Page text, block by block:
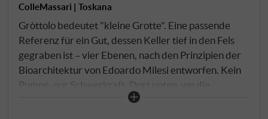
ColleMassari | Toskana
Gròttolo bedeutet "kleine Grotte". Eine passende
Referenz für ein Gut, dessen Keller tief in den Fels
gegraben ist – vier Ebenen, nach den Prinzipien der
Bioarchitektur von Edoardo Milesi entworfen. Kein
Pumpe, nur Schwerkraft. Dort unten, wo die
Temperatur gleichbleibt und die Zeit anders läuft,